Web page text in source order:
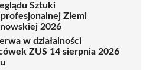
Sztuki
Ziemi
2026
w działalności
ZUS 14 sierpnia 2026